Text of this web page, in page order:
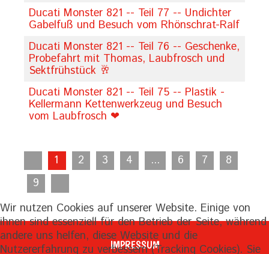
Ducati Monster 821 -- Teil 77 -- Undichter
Gabelfuß und Besuch vom Rhönschrat-Ralf
Ducati Monster 821 -- Teil 76 -- Geschenke,
Probefahrt mit Thomas, Laubfrosch und
Sektfrühstück 🥂
Ducati Monster 821 -- Teil 75 -- Plastik -
Kellermann Kettenwerkzeug und Besuch
vom Laubfrosch ❤
1 2 3 4 ... 6 7
8
9
IMPRESSUM
Wir nutzen Cookies auf unserer Website. Einige von
ihnen sind essenziell für den Betrieb der Seite, während
andere uns helfen, diese Website und die
Nutzererfahrung zu verbessern (Tracking Cookies). Sie